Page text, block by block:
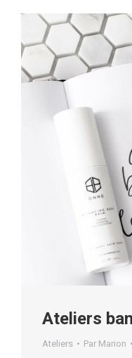
Ateliers
Ateliers Par Marion